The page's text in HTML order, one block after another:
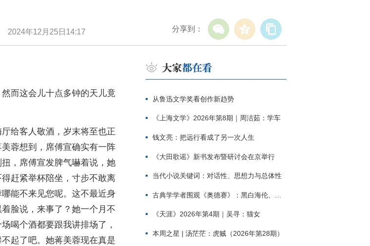
分享到：
2024年12月25日14:17
而这会儿十点多钟的天儿竟
给客人敬酒，岁末将至也正
蓉想到，席傅宣确实有一阵
，席傅宣发脾气嚇着说，她
赶紧举杯陪坐，寸步不敢离
能不来见您呢。这不最近身
脸说，来事了？她一个月不
喝个酒都要跟我讲排场了，
起了吧。她蒋美蓉现在真是
从鲁迅文学奖看创作新趋势
《上海文学》2026年第8期｜周洁茹：学车
钱文亮：把远行看成了另一次人生
《大田歌谣》新书发布暨研讨会在京举行
当代小说关键词：对话性、思想力与总体性
古典学学者围观《奥德赛》：黑白海伦、佩涅罗佩的别针与神秘入侵者
《天涯》2026年第4期｜吴寻：猫女
本周之星 | 汤茫茫：虎贼（2026年第28期）